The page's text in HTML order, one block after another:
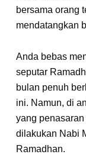
bersama orang
mendatangkan
Anda bebas
seputar
bulan penuh
ini. Namun, di
yang
dilakukan Nabi
Ramadhan.